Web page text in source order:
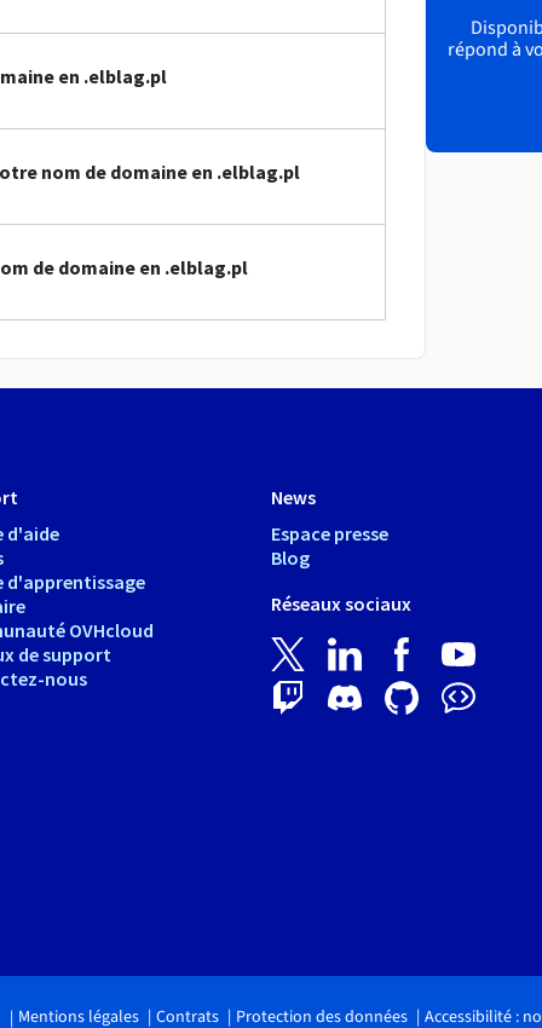
en .elblag.pl
nom de domaine en .elblag.pl
de domaine en .elblag.pl
répond à
d'aide
d'apprentissage
OVHcloud
de support
nous
News
Espace presse
Blog
Réseaux sociaux
Mentions légales Contrats Protection des données Accessibilité :